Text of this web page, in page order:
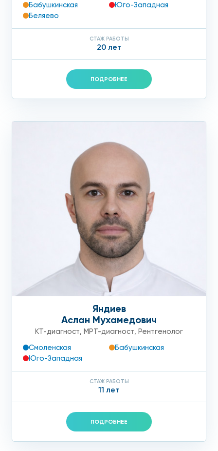
Бабушкинская
Юго-Западная
Беляево
СТАЖ РАБОТЫ
20 лет
ПОДРОБНЕЕ
Яндиев
Аслан Мухамедович
КТ-диагност, МРТ-диагност, Рентгенолог
Смоленская
Бабушкинская
Юго-Западная
СТАЖ РАБОТЫ
11 лет
ПОДРОБНЕЕ